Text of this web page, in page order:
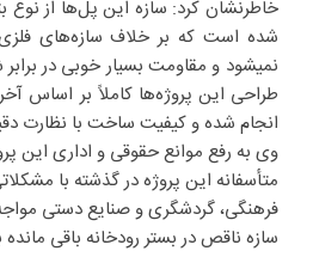
خاطرنشان کرد: سازه این پل‌ها از نوع
شده است که بر خلاف سازه‌های
نمیشود و مقاومت بسیار خوبی در
طراحی این پروژه‌ها کاملاً بر اساس
انجام شده و کیفیت ساخت با نظارت
وی به رفع موانع حقوقی و اداری این
متأسفانه این پروژه در گذشته با
فرهنگی، گردشگری و صنایع دستی
سازه ناقص در بستر رودخانه باقی مانده